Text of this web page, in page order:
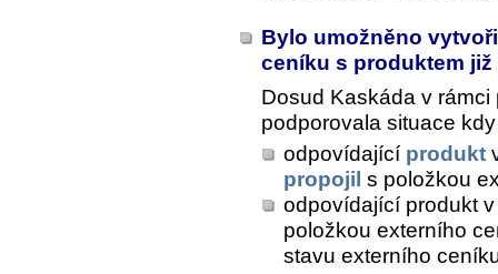
Bylo umožněno
ceníku s produktem
Dosud Kaskáda v
podporovala situace kdy
odpovídající produkt
propojil s položkou
odpovídající produkt
položkou externího
stavu externího